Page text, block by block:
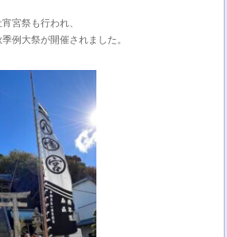
宮祭も行われ、
例大祭が開催されました。